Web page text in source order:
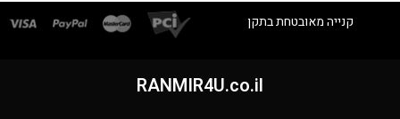
קנייה מאובטחת בתקן
RANMIR4U.co.il